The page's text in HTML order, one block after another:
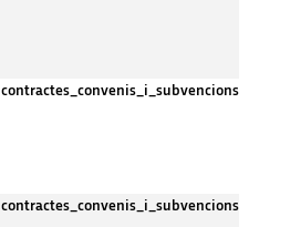
contractes_convenis_i_subvencions
contractes_convenis_i_subvencions